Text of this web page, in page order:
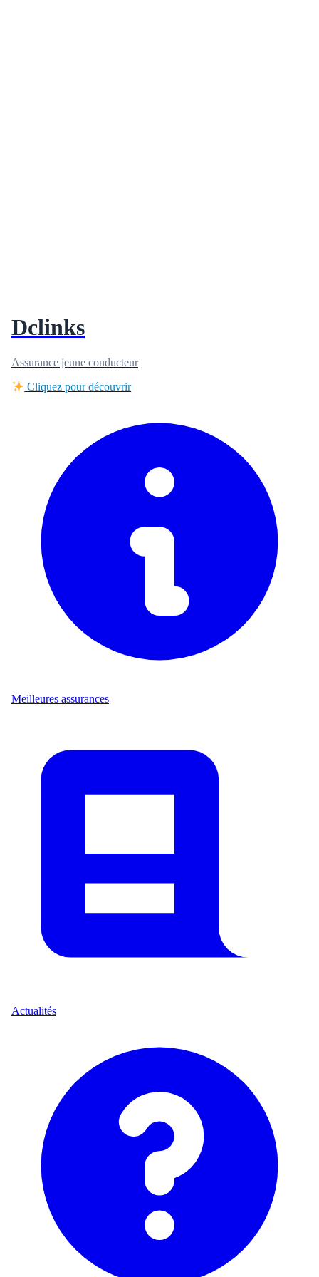
Dclinks
Assurance jeune conducteur
Cliquez pour découvrir
Meilleures assurances
Actualités